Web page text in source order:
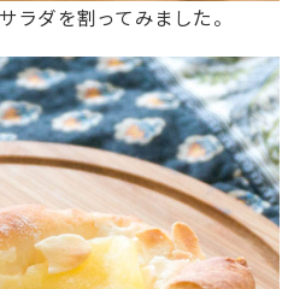
ラダを割ってみました。